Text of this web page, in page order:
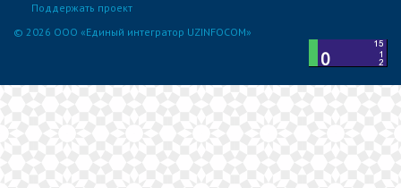
Поддержать проект
© 2026 ООО «Единый интегратор UZINFOCOM»